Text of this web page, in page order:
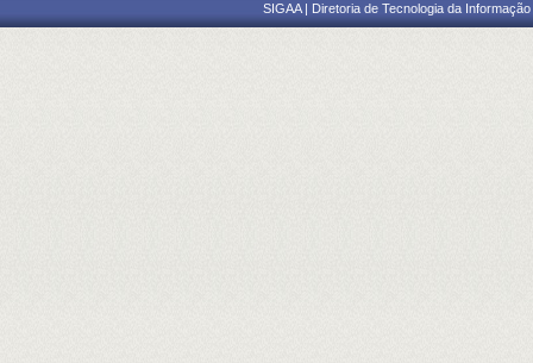
SIGAA | Diretoria de Tecnologia da